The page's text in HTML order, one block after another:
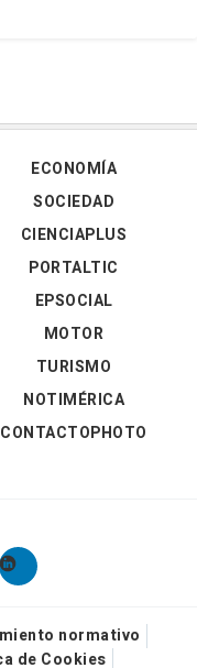
ECONOMÍA
SOCIEDAD
CIENCIAPLUS
PORTALTIC
EPSOCIAL
MOTOR
TURISMO
NOTIMÉRICA
CONTACTOPHOTO
normativo
de Cookies